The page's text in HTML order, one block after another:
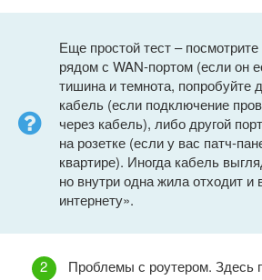
Еще простой тест –
рядом с WAN-портом (если он
тишина и темнота, попробуйте
кабель (если подключение
через кабель), либо другой
на розетке (если у вас патч-
квартире). Иногда кабель
но внутри одна жила отходит и
интернету».
Проблемы с роутером. Здесь